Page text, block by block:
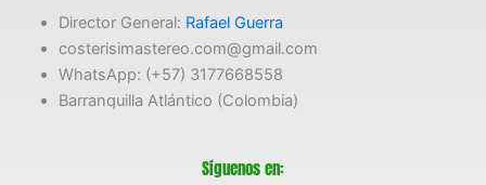
Director General: Rafael Guerra
costerisimastereo.com@gmail.com
WhatsApp: (+57) 3177668558
Barranquilla Atlántico (Colombia)
Síguenos en: